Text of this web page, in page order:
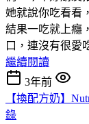
她就說你吃看看
結果一吃就上癮
口，連沒有很愛
繼續閱讀
3年前
【換配方奶】
錄